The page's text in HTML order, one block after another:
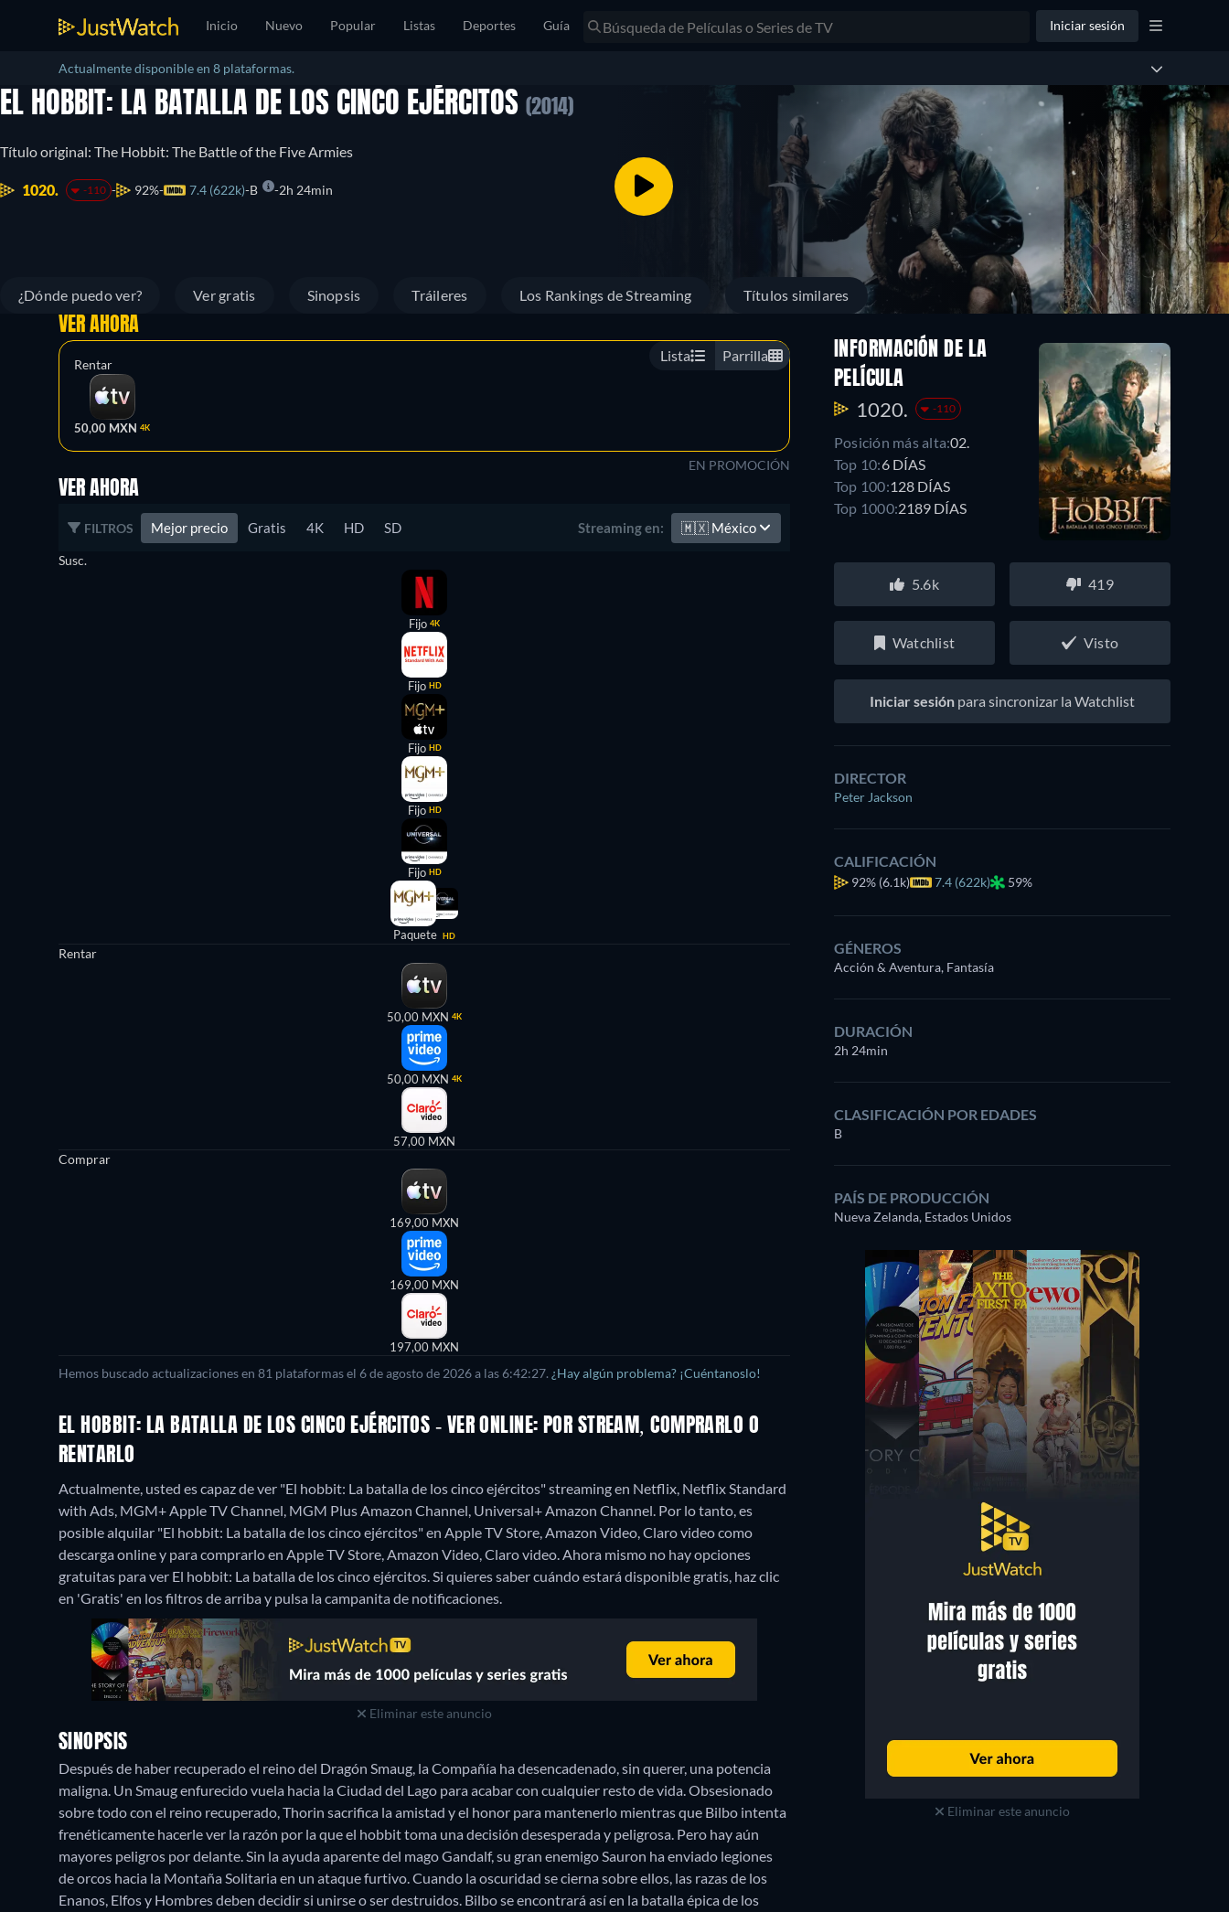
Inicio Nuevo Popular Listas Deportes Guía Iniciar sesión
Actualmente disponible en 8 plataformas.
EL HOBBIT: LA BATALLA DE LOS CINCO EJÉRCITOS (2014)
Título original: The Hobbit: The Battle of the Five Armies
1020. -110 92% 7.4 (622k) B 2h 24min
¿Dónde puedo ver? Ver gratis Sinopsis Tráileres Los Rankings de Streaming Títulos similares
Lista Parrilla
VER AHORA
Rentar
50,00 MXN 4K
EN PROMOCIÓN
VER AHORA
FILTROS Mejor precio Gratis 4K HD SD Streaming en: 🇲🇽 México
Susc.
Fijo 4K
Fijo HD
Fijo HD
Fijo HD
Fijo HD
Paquete HD
Rentar
50,00 MXN 4K
50,00 MXN 4K
57,00 MXN
Comprar
169,00 MXN
169,00 MXN
197,00 MXN
Hemos buscado actualizaciones en 81 plataformas el 6 de agosto de 2026 a las 6:42:27. ¿Hay algún problema? ¡Cuéntanoslo!
EL HOBBIT: LA BATALLA DE LOS CINCO EJÉRCITOS - VER ONLINE: POR STREAM, COMPRARLO O
RENTARLO
Actualmente, usted es capaz de ver "El hobbit: La batalla de los cinco ejércitos" streaming en Netflix, Netflix Standard
with Ads, MGM+ Apple TV Channel, MGM Plus Amazon Channel, Universal+ Amazon Channel. Por lo tanto, es
posible alquilar "El hobbit: La batalla de los cinco ejércitos" en Apple TV Store, Amazon Video, Claro video como
descarga online y para comprarlo en Apple TV Store, Amazon Video, Claro video.Ahora mismo no hay opciones
gratuitas para ver El hobbit: La batalla de los cinco ejércitos. Si quieres saber cuándo estará disponible gratis, haz clic
en 'Gratis' en los filtros de arriba y pulsa la campanita de notificaciones.
Eliminar este anuncio
SINOPSIS
Después de haber recuperado el reino del Dragón Smaug, la Compañía ha desencadenado, sin querer, una potencia
maligna. Un Smaug enfurecido vuela hacia la Ciudad del Lago para acabar con cualquier resto de vida. Obsesionado
sobre todo con el reino recuperado, Thorin sacrifica la amistad y el honor para mantenerlo mientras que Bilbo intenta
frenéticamente hacerle ver la razón por la que el hobbit toma una decisión desesperada y peligrosa. Pero hay aún
mayores peligros por delante. Sin la ayuda aparente del mago Gandalf, su gran enemigo Sauron ha enviado legiones
de orcos hacia la Montaña Solitaria en un ataque furtivo. Cuando la oscuridad se cierna sobre ellos, las razas de los
Enanos, Elfos y Hombres deben decidir si unirse o ser destruidos. Bilbo se encontrará así en la batalla épica de los
INFORMACIÓN DE LA
PELÍCULA
1020. -110
Posición más alta:02.
Top 10:6 DÍAS
Top 100:128 DÍAS
Top 1000:2189 DÍAS
5.6k 419
Watchlist Visto
Iniciar sesión para sincronizar la Watchlist
DIRECTOR
Peter Jackson
CALIFICACIÓN
92% (6.1k) 7.4 (622k) 59%
GÉNEROS
Acción & Aventura, Fantasía
DURACIÓN
2h 24min
CLASIFICACIÓN POR EDADES
B
PAÍS DE PRODUCCIÓN
Nueva Zelanda, Estados Unidos
Eliminar este anuncio